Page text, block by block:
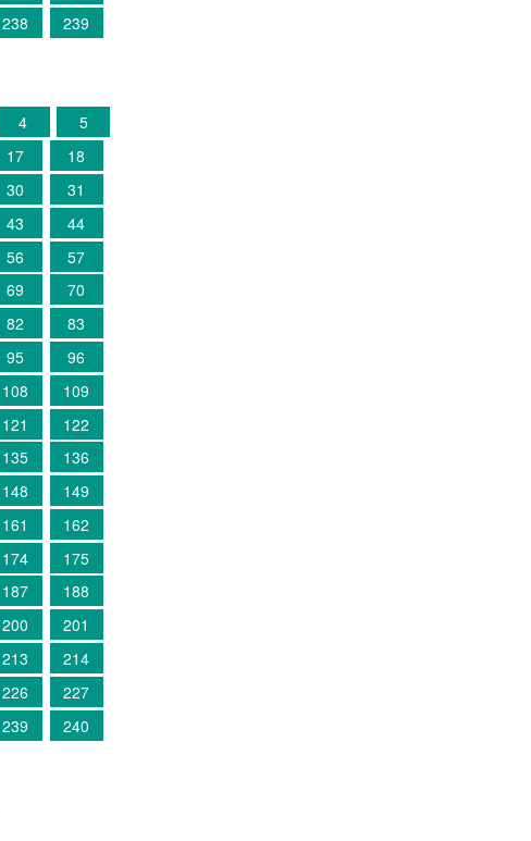
238
239
4
5
17
18
30
31
43
44
56
57
69
70
82
83
95
96
108
109
121
122
135
136
148
149
161
162
174
175
187
188
200
201
213
214
226
227
239
240